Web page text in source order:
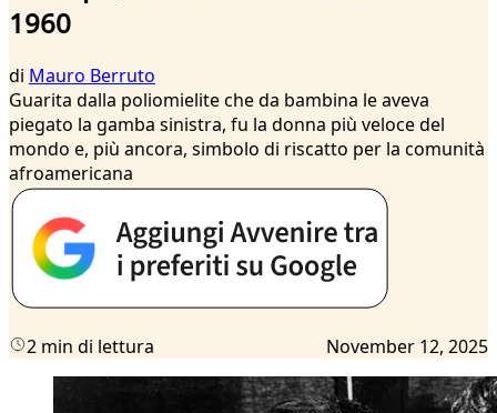
1960
di Mauro Berruto
Guarita dalla poliomielite che da bambina le aveva
piegato la gamba sinistra, fu la donna più veloce del
mondo e, più ancora, simbolo di riscatto per la comunità
afroamericana
2 min di lettura November 12, 2025